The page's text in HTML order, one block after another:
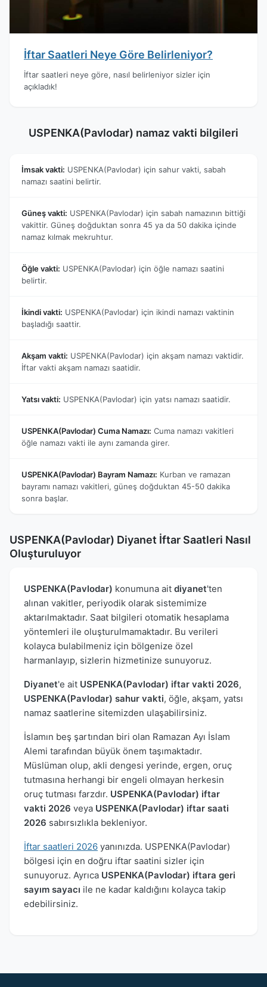
İftar Saatleri Neye Göre Belirleniyor?
İftar saatleri neye göre, nasıl belirleniyor sizler için
açıkladık!
USPENKA(Pavlodar) namaz vakti bilgileri
İmsak vakti: USPENKA(Pavlodar) için sahur vakti, sabah
namazı saatini belirtir.
Güneş vakti: USPENKA(Pavlodar) için sabah namazının bittiği
vakittir. Güneş doğduktan sonra 45 ya da 50 dakika içinde
namaz kılmak mekruhtur.
Öğle vakti: USPENKA(Pavlodar) için öğle namazı saatini
belirtir.
İkindi vakti: USPENKA(Pavlodar) için ikindi namazı vaktinin
başladığı saattir.
Akşam vakti: USPENKA(Pavlodar) için akşam namazı vaktidir.
İftar vakti akşam namazı saatidir.
Yatsı vakti: USPENKA(Pavlodar) için yatsı namazı saatidir.
USPENKA(Pavlodar) Cuma Namazı: Cuma namazı vakitleri
öğle namazı vakti ile aynı zamanda girer.
USPENKA(Pavlodar) Bayram Namazı: Kurban ve ramazan
bayramı namazı vakitleri, güneş doğduktan 45-50 dakika
sonra başlar.
USPENKA(Pavlodar) Diyanet İftar Saatleri Nasıl
Oluşturuluyor
USPENKA(Pavlodar) konumuna ait diyanet'ten
alınan vakitler, periyodik olarak sistemimize
aktarılmaktadır. Saat bilgileri otomatik hesaplama
yöntemleri ile oluşturulmamaktadır. Bu verileri
kolayca bulabilmeniz için bölgenize özel
harmanlayıp, sizlerin hizmetinize sunuyoruz.
Diyanet'e ait USPENKA(Pavlodar) iftar vakti 2026,
USPENKA(Pavlodar) sahur vakti, öğle, akşam, yatsı
namaz saatlerine sitemizden ulaşabilirsiniz.
İslamın beş şartından biri olan Ramazan Ayı İslam
Alemi tarafından büyük önem taşımaktadır.
Müslüman olup, akli dengesi yerinde, ergen, oruç
tutmasına herhangi bir engeli olmayan herkesin
oruç tutması farzdır. USPENKA(Pavlodar) iftar
vakti 2026 veya USPENKA(Pavlodar) iftar saati
2026 sabırsızlıkla bekleniyor.
İftar saatleri 2026 yanınızda. USPENKA(Pavlodar)
bölgesi için en doğru iftar saatini sizler için
sunuyoruz. Ayrıca USPENKA(Pavlodar) iftara geri
sayım sayacı ile ne kadar kaldığını kolayca takip
edebilirsiniz.